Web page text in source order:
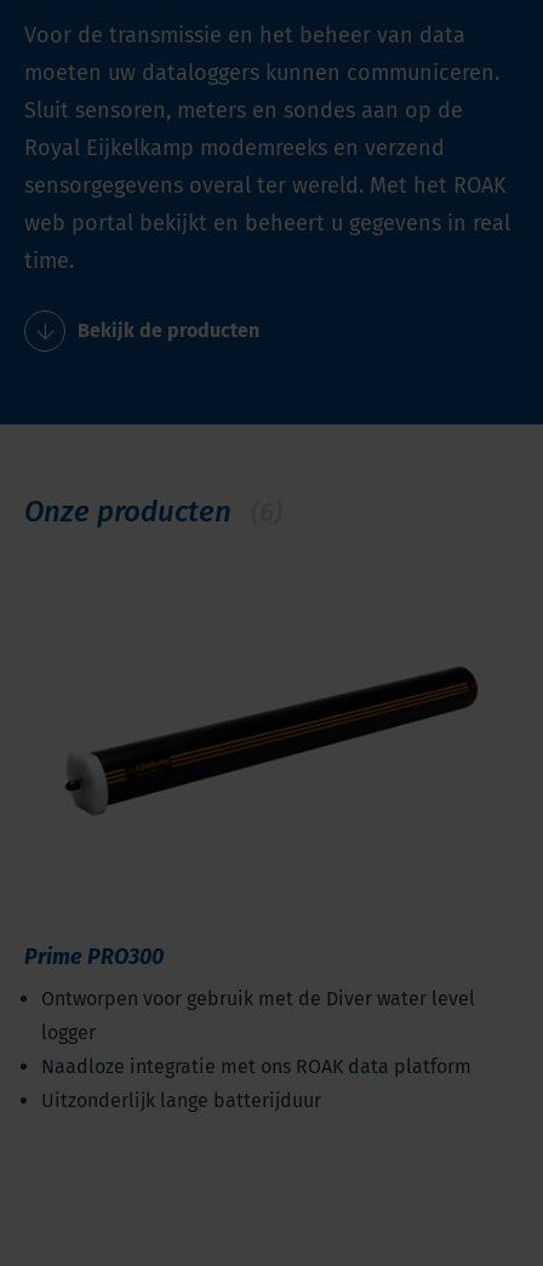
Voor de transmissie en het beheer van data
moeten uw dataloggers kunnen communiceren.
Sluit sensoren, meters en sondes aan op de
Royal Eijkelkamp modemreeks en verzend
sensorgegevens overal ter wereld. Met het ROAK
web portal bekijkt en beheert u gegevens in real
time.
Bekijk de producten
Onze producten
Prime PRO300
Ontworpen voor gebruik met de Diver water level
logger
Naadloze integratie met ons ROAK data platform
Uitzonderlijk lange batterijduur